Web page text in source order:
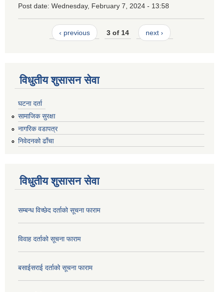
Post date: Wednesday, February 7, 2024 - 13:58
‹ previous 3 of 14 next ›
विधुतीय शुसासन सेवा
घटना दर्ता
सामाजिक सुरक्षा
नागरिक वडापत्र
निवेदनको ढाँचा
विधुतीय शुसासन सेवा
सम्बन्ध विच्छेद दर्ताको सूचना फाराम
विवाह दर्ताको सूचना फाराम
बसाईसराई दर्ताको सूचना फाराम